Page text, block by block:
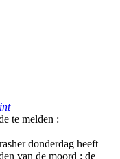
te melden :
donderdag heeft
van de moord : de